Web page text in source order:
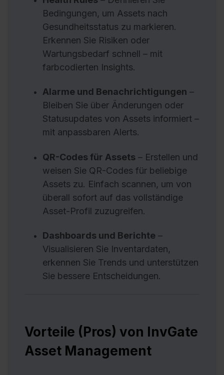
Bedingungen, um Assets nach
Gesundheitsstatus zu markieren.
Erkennen Sie Risiken oder
Wartungsbedarf schnell – mit
farbcodierten Insights.
Alarme und Benachrichtigungen –
Bleiben Sie über Änderungen oder
Statusupdates von Assets informiert –
mit anpassbaren Alerts.
QR-Codes für Assets – Erstellen und
weisen Sie QR-Codes für beliebige
Assets zu. Einfach scannen, um von
überall sofort auf das vollständige
Asset-Profil zuzugreifen.
Dashboards und Berichte –
Visualisieren Sie Inventardaten,
erkennen Sie Trends und unterstützen
Sie bessere Entscheidungen.
Vorteile (Pros) von InvGate
Asset Management